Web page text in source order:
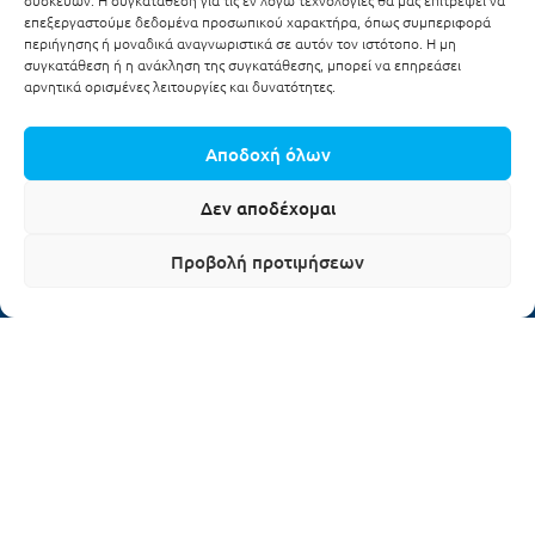
επεξεργαστούμε δεδομένα προσωπικού χαρακτήρα, όπως συμπεριφορά
περιήγησης ή μοναδικά αναγνωριστικά σε αυτόν τον ιστότοπο. Η μη
συγκατάθεση ή η ανάκληση της συγκατάθεσης, μπορεί να επηρεάσει
αρνητικά ορισμένες λειτουργίες και δυνατότητες.
Αποδοχή όλων
Δεν αποδέχομαι
Προβολή προτιμήσεων
Email:karabelas01@hotmail.com
ΩΡΆΡΙΟ